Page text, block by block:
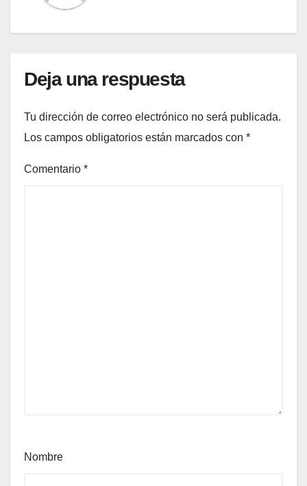
Deja una respuesta
Tu dirección de correo electrónico no será publicada.
Los campos obligatorios están marcados con *
Comentario *
Nombre